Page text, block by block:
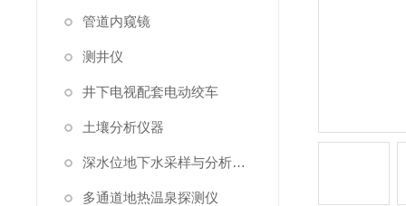
管道内窥镜
测井仪
井下电视配套电动绞车
土壤分析仪器
深水位地下水采样与分析系统
多通道地热温泉探测仪